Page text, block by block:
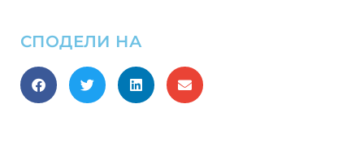
СПОДЕЛИ НА